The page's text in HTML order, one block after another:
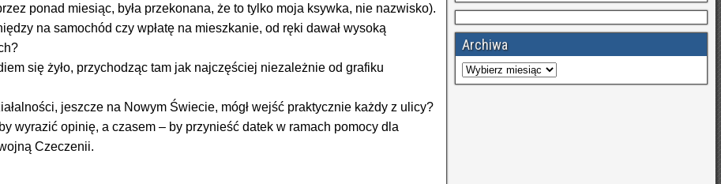
ponad miesiąc, była przekonana, że to tylko moja ksywka, nie nazwisko).
na samochód czy wpłatę na mieszkanie, od ręki dawał wysoką
się żyło, przychodząc tam jak najczęściej niezależnie od grafiku
jeszcze na Nowym Świecie, mógł wejść praktycznie każdy z ulicy?
wyrazić opinię, a czasem – by przynieść datek w ramach pomocy dla
Czeczenii.
Archiwa